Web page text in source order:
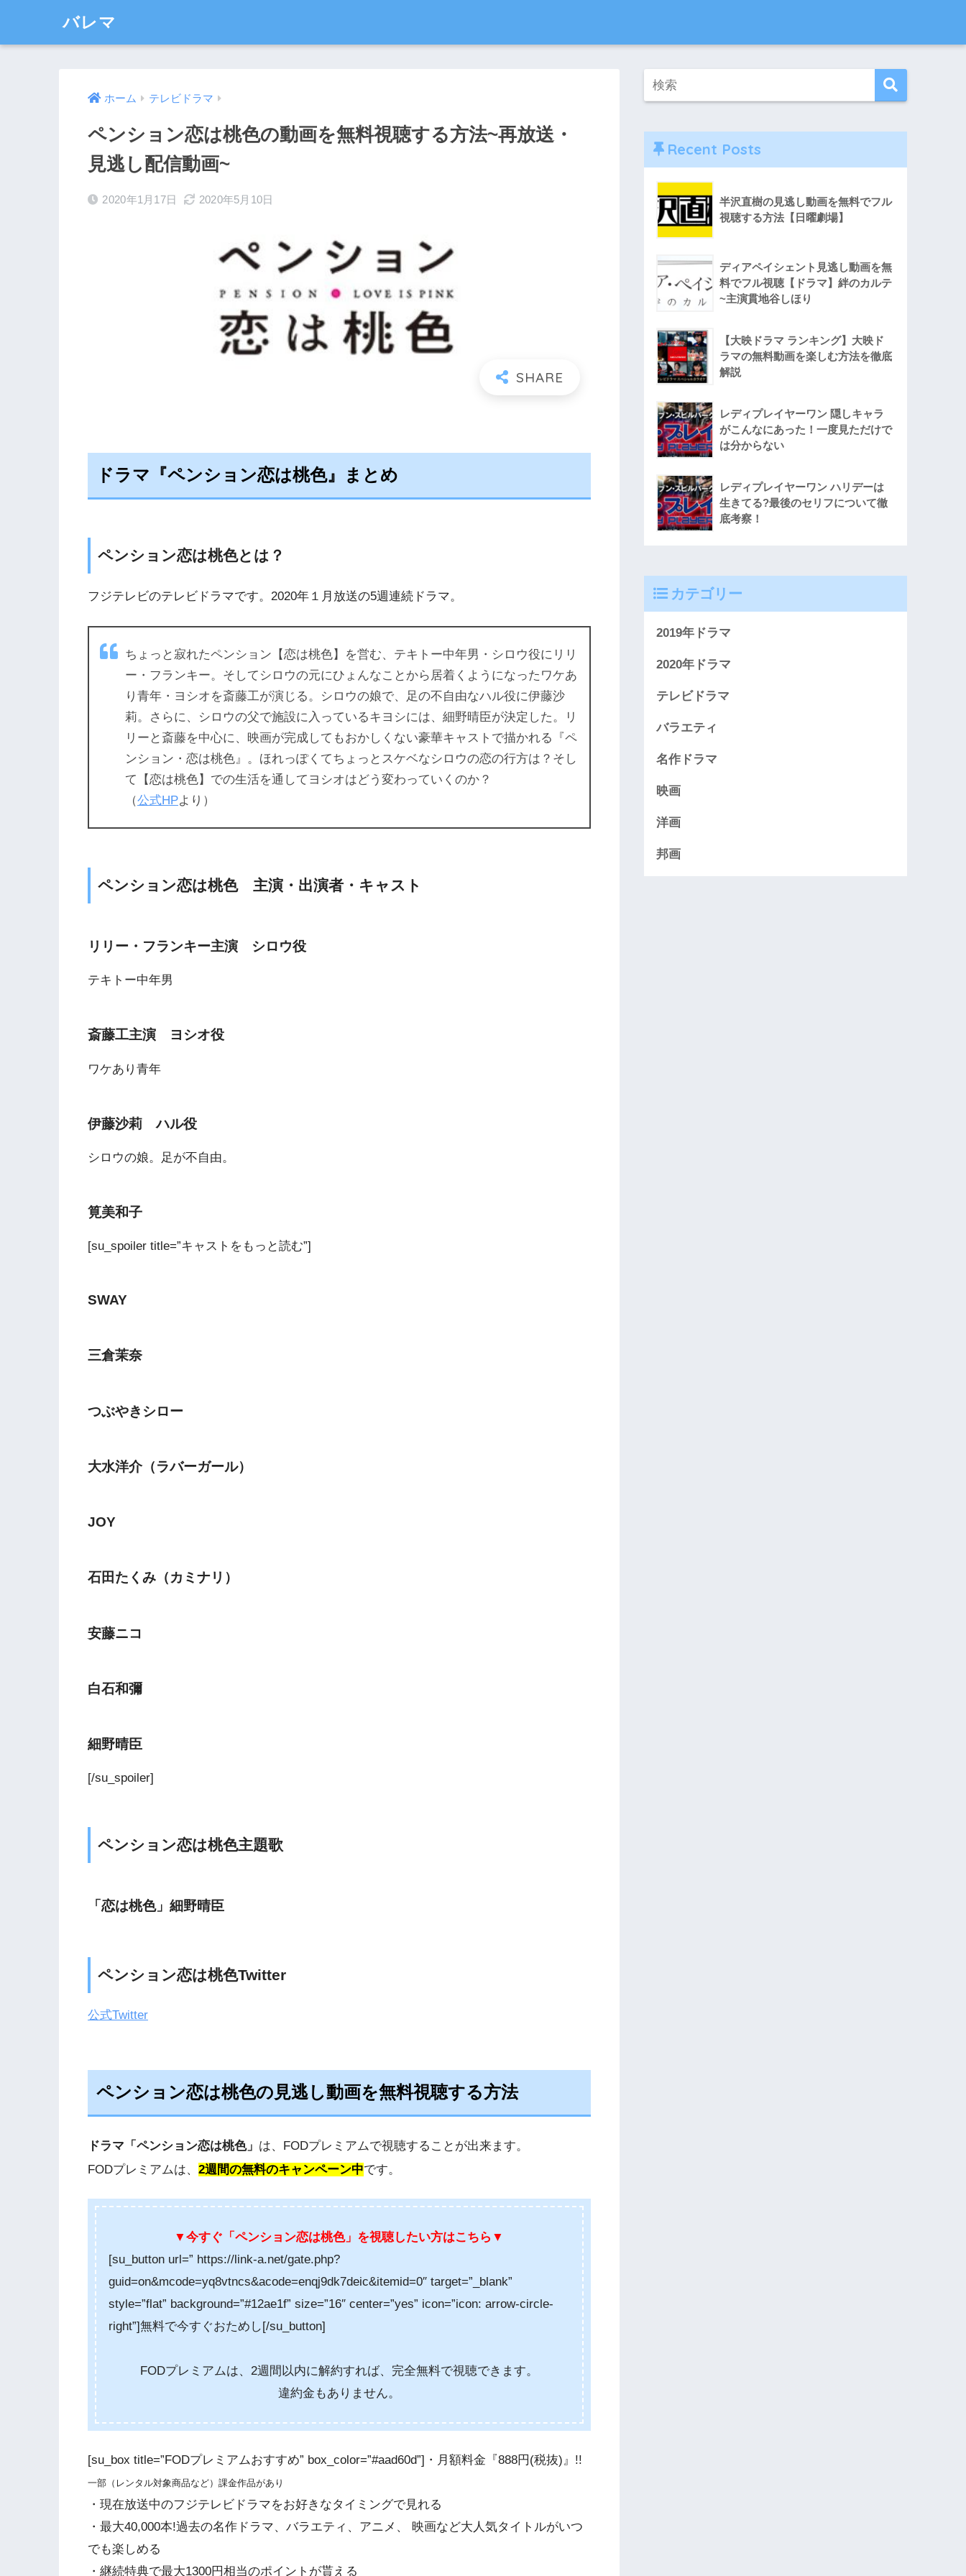
バレマ
ホーム テレビドラマ
ペンション恋は桃色の動画を無料視聴する方法~再放送・
見逃し配信動画~
2020年1月17日 2020年5月10日
ドラマ『ペンション恋は桃色』まとめ
ペンション恋は桃色とは？
フジテレビのテレビドラマです。2020年１月放送の5週連続ドラマ。
ちょっと寂れたペンション【恋は桃色】を営む、テキトー中年男・シロウ役にリリ
ー・フランキー。そしてシロウの元にひょんなことから居着くようになったワケあ
り青年・ヨシオを斎藤工が演じる。シロウの娘で、足の不自由なハル役に伊藤沙
莉。さらに、シロウの父で施設に入っているキヨシには、細野晴臣が決定した。リ
リーと斎藤を中心に、映画が完成してもおかしくない豪華キャストで描かれる『ペ
ンション・恋は桃色』。ほれっぽくてちょっとスケベなシロウの恋の行方は？そし
て【恋は桃色】での生活を通してヨシオはどう変わっていくのか？
（公式HPより）
ペンション恋は桃色 主演・出演者・キャスト
リリー・フランキー主演 シロウ役
テキトー中年男
斎藤工主演 ヨシオ役
ワケあり青年
伊藤沙莉 ハル役
シロウの娘。足が不自由。
筧美和子
[su_spoiler title=”キャストをもっと読む”]
SWAY
三倉茉奈
つぶやきシロー
大水洋介（ラバーガール）
JOY
石田たくみ（カミナリ）
安藤ニコ
白石和彌
細野晴臣
[/su_spoiler]
ペンション恋は桃色主題歌
「恋は桃色」細野晴臣
ペンション恋は桃色Twitter
公式Twitter
ペンション恋は桃色の見逃し動画を無料視聴する方法
ドラマ「ペンション恋は桃色」 は、FODプレミアムで視聴することが出来ます。
FODプレミアムは、 2週間の無料のキャンペーン中です。
▼今すぐ 「ペンション恋は桃色」を視聴したい方はこちら ▼
[su_button url=” https://link-a.net/gate.php?
guid=on&mcode=yq8vtncs&acode=enqj9dk7deic&itemid=0″ target=”_blank”
style=”flat” background=”#12ae1f” size=”16″ center=”yes” icon=”icon: arrow-circle-
right”]無料で今すぐおためし[/su_button]
FODプレミアムは、2週間以内に解約すれば、完全無料で視聴できます。
違約金もありません。
[su_box title=”FODプレミアムおすすめ” box_color=”#aad60d”]・月額料金『888円(税抜)』!!
一部（レンタル対象商品など）課金作品があり
・現在放送中のフジテレビドラマをお好きなタイミングで見れる
・最大40,000本!過去の名作ドラマ、バラエティ、アニメ、 映画など大人気タイトルがいつ
でも楽しめる
・継続特典で最大1300円相当のポイントが貰える
Recent Posts
半沢直樹の見逃し動画を無料でフル
視聴する方法【日曜劇場】
ディアペイシェント見逃し動画を無
料でフル視聴【ドラマ】絆のカルテ
~主演貫地谷しほり
【大映ドラマ ランキング】大映ド
ラマの無料動画を楽しむ方法を徹底
解説
レディプレイヤーワン 隠しキャラ
がこんなにあった！一度見ただけで
は分からない
レディプレイヤーワン ハリデーは
生きてる?最後のセリフについて徹
底考察！
カテゴリー
2019年ドラマ
2020年ドラマ
テレビドラマ
バラエティ
名作ドラマ
映画
洋画
邦画